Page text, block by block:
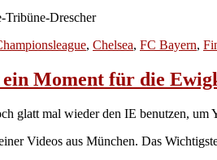
Drescher
, Chelsea, FC Bayern,
Moment für die
glatt mal wieder den IE benutzen,
Videos aus München. Das